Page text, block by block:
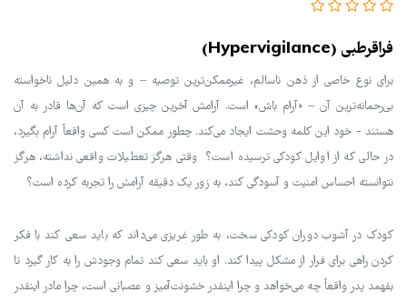
فراقرطبی (Hypervigilance)
برای نوع خاصی از ذهن ناسالم، غیرممکن‌ترین توصیه – و به همین دلیل ناخواسته
بی‌رحمانه‌ترین آن – «آرام باش» است. آرامش آخرین چیزی است که آن‌ها قادر به آن
هستند - خود این کلمه وحشت ایجاد می‌کند. چطور ممکن است کسی واقعاً آرام بگیرد،
در حالی که از اوایل کودکی ترسیده است؟ وقتی هرگز تعطیلات واقعی نداشته، هرگز
نتوانسته احساس امنیت و آسودگی کند، به زور یک دقیقه آرامش را تجربه کرده است؟
کودک در آشوب دوران کودکی سخت، به طور غریزی می‌داند که باید سعی کند با فکر
کردن راهی برای فرار از مشکل پیدا کند. او باید سعی کند تمام وجودش را به کار گیرد تا
بفهمد پدر واقعاً چه می‌خواهد و چرا اینقدر خشونت‌آمیز و عصبانی است، چرا مادر اینقدر